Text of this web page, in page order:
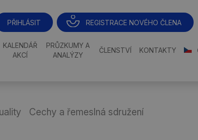
PŘIHLÁSIT REGISTRACE NOVÉHO ČLENA
KALENDÁŘ
AKCÍ
PRŮZKUMY A
ANALÝZY
ČLENSTVÍ KONTAKTY
Cechy a řemeslná sdružení